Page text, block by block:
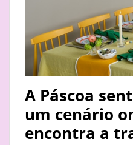
A Páscoa
um cenário
encontra a
MUSIC
STAY
BUSINESS
ABOUT